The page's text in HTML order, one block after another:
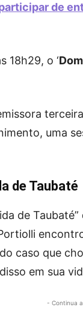
de
18h29, o ‘
uma
de Taubaté
de
caso que
em sua
- Continua